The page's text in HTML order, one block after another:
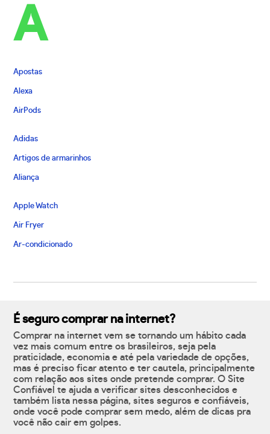
A
Apostas
Alexa
AirPods
Adidas
Artigos de armarinhos
Aliança
Apple Watch
Air Fryer
Ar-condicionado
É seguro comprar na internet?
Comprar na internet vem se tornando um hábito cada
vez mais comum entre os brasileiros, seja pela
praticidade, economia e até pela variedade de opções,
mas é preciso ficar atento e ter cautela, principalmente
com relação aos sites onde pretende comprar. O Site
Confiável te ajuda a verificar sites desconhecidos e
também lista nessa página, sites seguros e confiáveis,
onde você pode comprar sem medo, além de dicas pra
você não cair em golpes.